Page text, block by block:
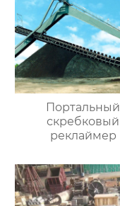
Портальный
скребковый
реклаймер